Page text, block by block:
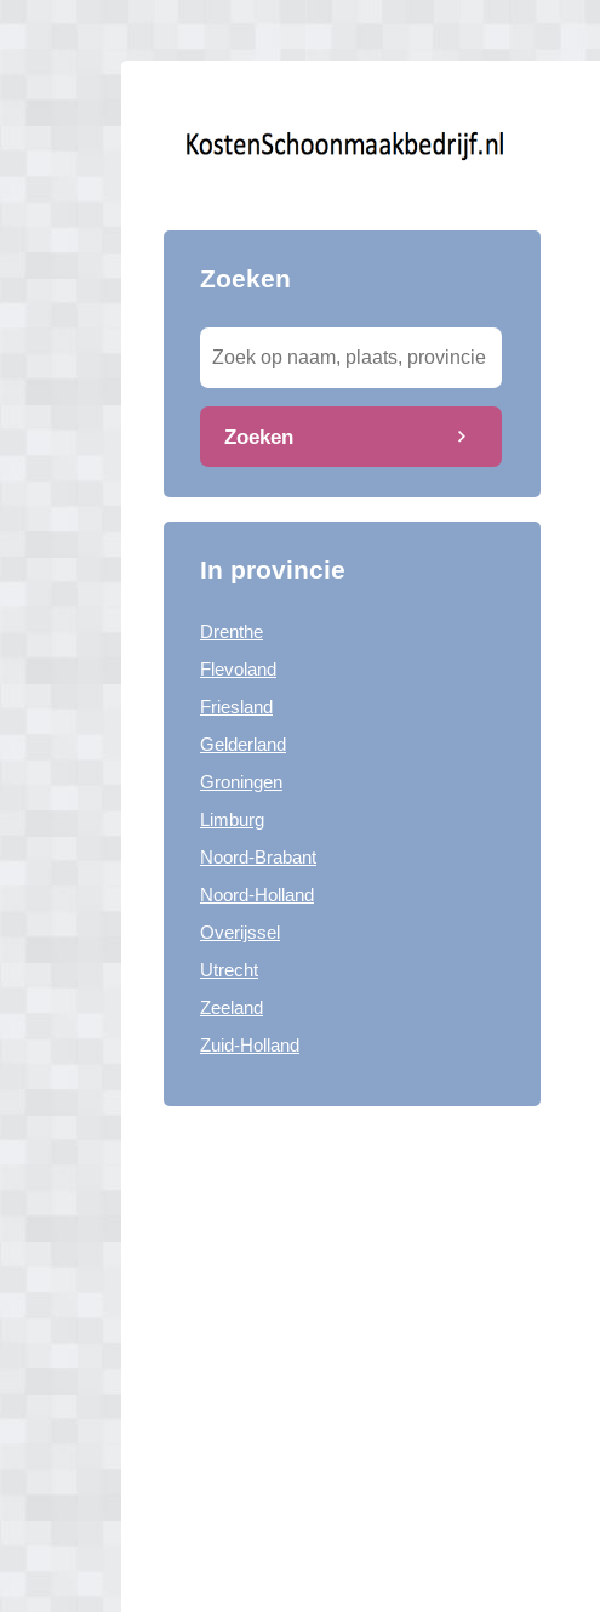
Zoeken
Zoeken
In provincie
Drenthe
Flevoland
Friesland
Gelderland
Groningen
Limburg
Noord-Brabant
Noord-Holland
Overijssel
Utrecht
Zeeland
Zuid-Holland